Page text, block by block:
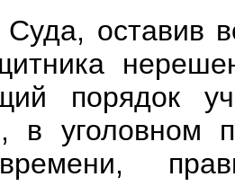
оставив
порядок
в уголовном